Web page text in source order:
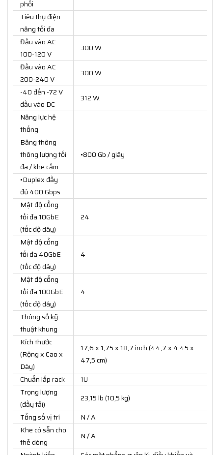
phối
Tiêu thụ điện
năng tối đa
Đầu vào AC
100-120 V
300 W.
Đầu vào AC
200-240 V
300 W.
-40 đến -72 V
đầu vào DC
312 W.
Năng lực hệ
thống
Băng thông
thông lượng tối
đa / khe cắm
•800 Gb / giây
•Duplex đầy
đủ 400 Gbps
Mật độ cổng
tối đa 10GbE
(tốc độ dây)
24
Mật độ cổng
tối đa 40GbE
(tốc độ dây)
4
Mật độ cổng
tối đa 100GbE
(tốc độ dây)
4
Thông số kỹ
thuật khung
Kích thước
(Rộng x Cao x
Dày)
17,6 x 1,75 x 18,7 inch (44,7 x 4,45 x
47,5 cm)
Chuẩn lắp rack
1U
Trọng lượng
(đầy tải)
23,15 lb (10,5 kg)
Tổng số vị trí
N / A
Khe có sẵn cho
thẻ dòng
N / A